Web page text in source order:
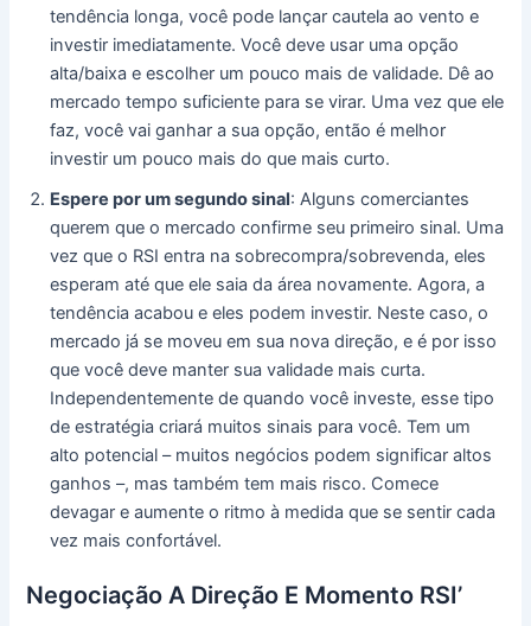
tendência longa, você pode lançar cautela ao vento e
investir imediatamente. Você deve usar uma opção
alta/baixa e escolher um pouco mais de validade. Dê ao
mercado tempo suficiente para se virar. Uma vez que ele
faz, você vai ganhar a sua opção, então é melhor
investir um pouco mais do que mais curto.
Espere por um segundo sinal: Alguns comerciantes
querem que o mercado confirme seu primeiro sinal. Uma
vez que o RSI entra na sobrecompra/sobrevenda, eles
esperam até que ele saia da área novamente. Agora, a
tendência acabou e eles podem investir. Neste caso, o
mercado já se moveu em sua nova direção, e é por isso
que você deve manter sua validade mais curta.
Independentemente de quando você investe, esse tipo
de estratégia criará muitos sinais para você. Tem um
alto potencial – muitos negócios podem significar altos
ganhos –, mas também tem mais risco. Comece
devagar e aumente o ritmo à medida que se sentir cada
vez mais confortável.
Negociação A Direção E Momento RSI’